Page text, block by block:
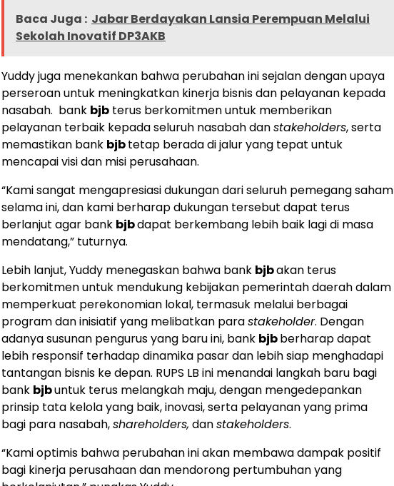
Baca Juga : Jabar Berdayakan Lansia Perempuan Melalui
Sekolah Inovatif DP3AKB
Yuddy juga menekankan bahwa perubahan ini sejalan dengan upaya
perseroan untuk meningkatkan kinerja bisnis dan pelayanan kepada
nasabah. bank bjb terus berkomitmen untuk memberikan
pelayanan terbaik kepada seluruh nasabah danstakeholders, serta
memastikan bank bjbtetap berada di jalur yang tepat untuk
mencapai visi dan misi perusahaan.
“Kami sangat mengapresiasi dukungan dari seluruh pemegang saham
selama ini, dan kami berharap dukungan tersebut dapat terus
berlanjut agar bank bjbdapat berkembang lebih baik lagi di masa
mendatang,” tuturnya.
Lebih lanjut, Yuddy menegaskan bahwa bank bjbakan terus
berkomitmen untuk mendukung kebijakan pemerintah daerah dalam
memperkuat perekonomian lokal, termasuk melalui berbagai
program dan inisiatif yang melibatkan parastakeholder. Dengan
adanya susunan pengurus yang baru ini, bank bjbberharap dapat
lebih responsif terhadap dinamika pasar dan lebih siap menghadapi
tantangan bisnis ke depan. RUPS LB ini menandai langkah baru bagi
bank bjbuntuk terus melangkah maju, dengan mengedepankan
prinsip tata kelola yang baik, inovasi, serta pelayanan yang prima
bagi para nasabah,shareholders, danstakeholders.
“Kami optimis bahwa perubahan ini akan membawa dampak positif
bagi kinerja perusahaan dan mendorong pertumbuhan yang